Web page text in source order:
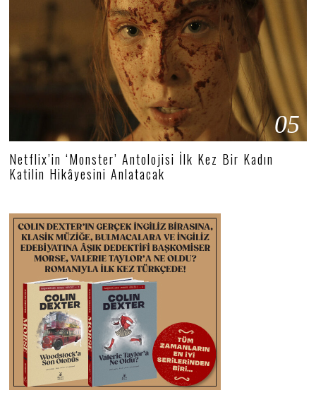
05
Netflix’in ‘Monster’ Antolojisi İlk Kez Bir Kadın
Katilin Hikâyesini Anlatacak